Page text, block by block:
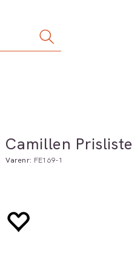
Camillen Prisliste
Varenr: FE169-1